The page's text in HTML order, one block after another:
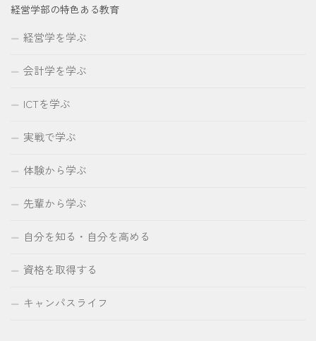
経営学部の特色ある教育
経営学を学ぶ
会計学を学ぶ
ICTを学ぶ
実戦で学ぶ
体験から学ぶ
先輩から学ぶ
自分を知る・自分を高める
資格を取得する
キャンパスライフ